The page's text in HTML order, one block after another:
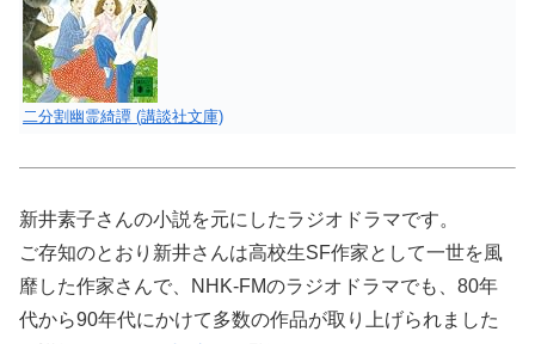
二分割幽霊綺譚 (講談社文庫)
新井素子さんの小説を元にしたラジオドラマです。
ご存知のとおり新井さんは高校生SF作家として一世を風
靡した作家さんで、NHK-FMのラジオドラマでも、80年
代から90年代にかけて多数の作品が取り上げられました